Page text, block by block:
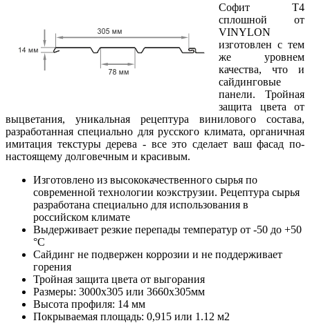
Софит Т4
сплошной от
VINYLON
изготовлен с тем
же уровнем
качества, что и
сайдинговые
панели. Тройная
защита цвета от
выцветания, уникальная рецептура винилового состава,
разработанная специально для русского климата, органичная
имитация текстуры дерева - все это сделает ваш фасад по-
настоящему долговечным и красивым.
Изготовлено из высококачественного сырья по
современной технологии коэкструзии. Рецептура сырья
разработана специально для использования в
российском климате
Выдерживает резкие перепады температур от -50 до +50
°С
Сайдинг не подвержен коррозии и не поддерживает
горения
Тройная защита цвета от выгорания
Размеры: 3000х305 или 3660х305мм
Высота профиля: 14 мм
Покрываемая площадь: 0,915 или 1.12 м2